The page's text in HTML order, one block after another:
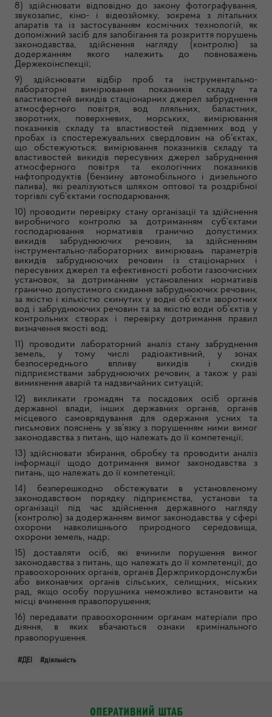
8) здійснювати відповідно до закону фотографування,
звукозапис, кіно- і відеозйомку, зокрема з літальних
апаратів та із застосуванням космічних технологій, як
допоміжний засіб для запобігання та розкриття порушень
законодавства, здійснення нагляду (контролю) за
додержанням якого належить до повноважень
Держекоінспекції;
9) здійснювати відбір проб та інструментально-
лабораторні вимірювання показників складу та
властивостей викидів стаціонарних джерел забруднення
атмосферного повітря, вод лляльних, баластних,
зворотних, поверхневих, морських, вимірювання
показників складу та властивостей підземних вод у
пробах із спостережувальних свердловин на об’єктах,
що обстежуються; вимірювання показників складу та
властивостей викидів пересувних джерел забруднення
атмосферного повітря та екологічних показників
нафтопродуктів (бензину автомобільного і дизельного
палива), які реалізуються шляхом оптової та роздрібної
торгівлі суб’єктами господарювання;
10) проводити перевірку стану організації та здійснення
виробничого контролю за дотриманням суб’єктами
господарювання нормативів гранично допустимих
викидів забруднюючих речовин, за здійсненням
інструментально-лабораторних вимірювань параметрів
викидів забруднюючих речовин із стаціонарних і
пересувних джерел та ефективності роботи газоочисних
установок, за дотриманням установлених нормативів
гранично допустимого скидання забруднюючих речовин,
за якістю і кількістю скинутих у водні об’єкти зворотних
вод і забруднюючих речовин та за якістю води об’єктів у
контрольних створах і перевірку дотримання правил
визначення якості вод;
11) проводити лабораторний аналіз стану забруднення
земель, у тому числі радіоактивний, у зонах
безпосереднього впливу викидів і скидів
підприємствами забруднюючих речовин, а також у разі
виникнення аварій та надзвичайних ситуацій;
12) викликати громадян та посадових осіб органів
державної влади, інших державних органів, органів
місцевого самоврядування для одержання усних та
письмових пояснень у зв’язку з порушенням ними вимог
законодавства з питань, що належать до її компетенції;
13) здійснювати збирання, обробку та проводити аналіз
інформації щодо дотримання вимог законодавства з
питань, що належать до її компетенції;
14) безперешкодно обстежувати в установленому
законодавством порядку підприємства, установи та
організації під час здійснення державного нагляду
(контролю) за додержанням вимог законодавства у сфері
охорони навколишнього природного середовища,
охорони земель, надр;
15) доставляти осіб, які вчинили порушення вимог
законодавства з питань, що належать до її компетенції, до
правоохоронних органів, органів Держприкордонслужби
або виконавчих органів сільських, селищних, міських
рад, якщо особу порушника неможливо встановити на
місці вчинення правопорушення;
16) передавати правоохоронним органам матеріали про
діяння, в яких вбачаються ознаки кримінального
правопорушення.
#ДЕІ #діяльність